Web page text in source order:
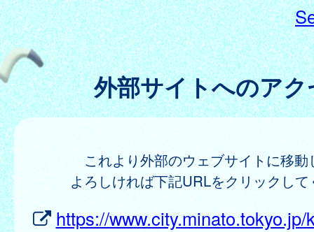
外部サイトへのア
これより外部のウェブサイトに移動
よろしければ下記URLをクリックし
https://www.city.minato.tokyo.jp/